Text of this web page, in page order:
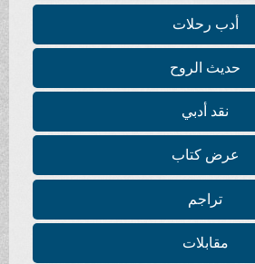
أدب رحلات
حديث الروح
نقد أدبي
عرض كتاب
تراجم
مقابلات